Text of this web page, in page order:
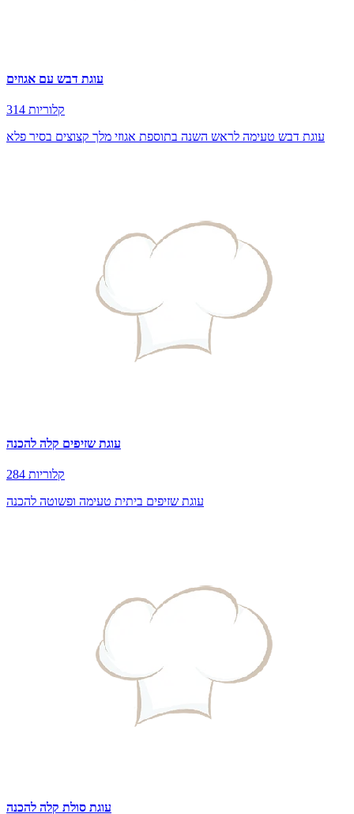
עוגת דבש עם אגוזים
314 קלוריות
עוגת דבש טעימה לראש השנה בתוספת אגוזי מלך קצוצים בסיר פלא
עוגת שזיפים קלה להכנה
284 קלוריות
עוגת שזיפים ביתית טעימה ופשוטה להכנה
עוגת סולת קלה להכנה